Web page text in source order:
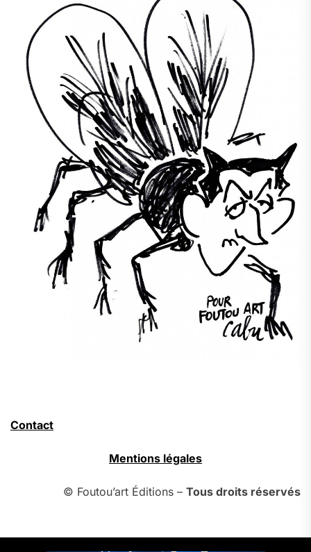
Contact
Mentions légales
© Foutou’art Éditions – Tous droits réservés